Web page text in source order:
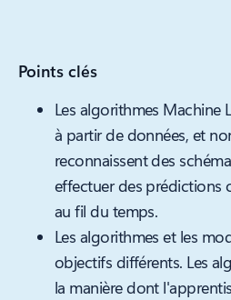
Points clés
Les algorithmes Machine
à partir de données, et
reconnaissent des
effectuer des prédictions
au fil du temps.
Les algorithmes et les
objectifs différents. Les
la manière dont